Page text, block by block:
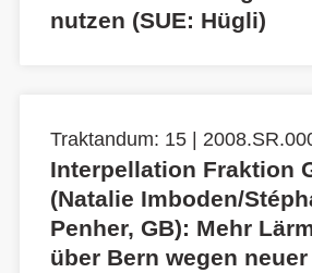
nutzen (SUE: Hügli)
Traktandum: 15 |
Interpellation Fraktion
(Natalie Imboden/
Penher, GB): Mehr
über Bern wegen